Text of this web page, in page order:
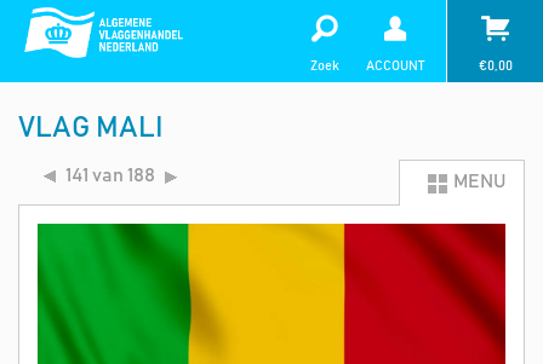
Zoek ACCOUNT €0,00
VLAG MALI
141 van 188 MENU